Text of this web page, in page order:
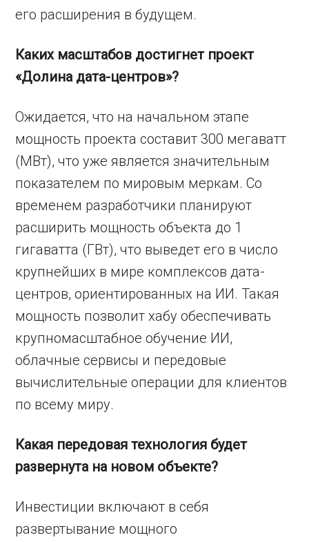
его расширения в будущем.
Каких масштабов достигнет проект
«Долина дата-центров»?
Ожидается, что на начальном этапе
мощность проекта составит 300 мегаватт
(МВт), что уже является значительным
показателем по мировым меркам. Со
временем разработчики планируют
расширить мощность объекта до 1
гигаватта (ГВт), что выведет его в число
крупнейших в мире комплексов дата-
центров, ориентированных на ИИ. Такая
мощность позволит хабу обеспечивать
крупномасштабное обучение ИИ,
облачные сервисы и передовые
вычислительные операции для клиентов
по всему миру.
Какая передовая технология будет
развернута на новом объекте?
Инвестиции включают в себя
развертывание мощного